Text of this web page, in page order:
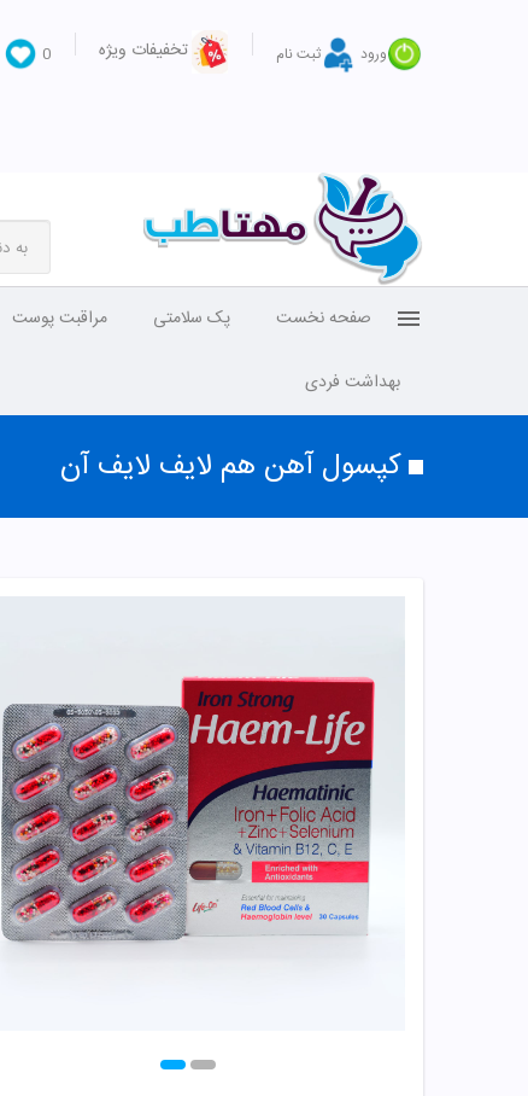
ورود ثبت نام تخفیفات ویژه 0
صفحه نخست پک سلامتی مراقبت پوست
بهداشت فردی
کپسول آهن هم لایف لایف آن